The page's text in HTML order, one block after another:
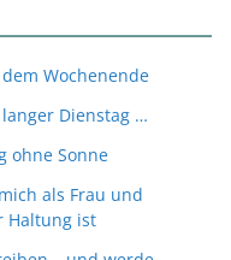
Wochenende
Dienstag …
ohne Sonne
als Frau und
Haltung ist